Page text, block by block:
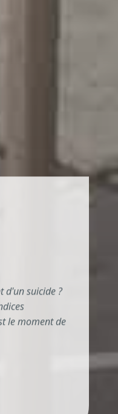
d'un suicide ?
le moment de